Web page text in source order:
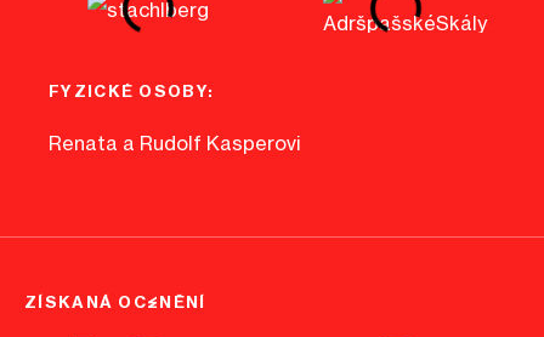
FYZICKÉ OSOBY:
Renata a Rudolf Kasperovi
ZÍSKANÁ OCENĚNÍ